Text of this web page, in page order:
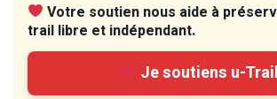
Votre soutien nous aide à
trail libre et indépendant.
Je soutiens u-Trail